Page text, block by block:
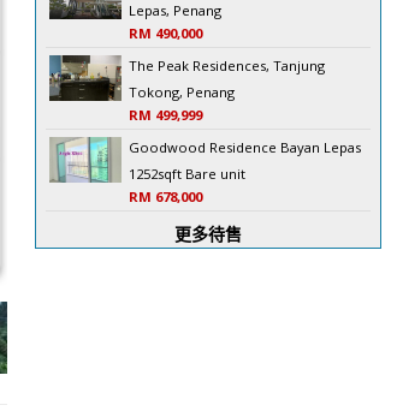
Lepas, Penang
RM 490,000
The Peak Residences, Tanjung
Tokong, Penang
RM 499,999
Goodwood Residence Bayan Lepas
1252sqft Bare unit
RM 678,000
更多待售